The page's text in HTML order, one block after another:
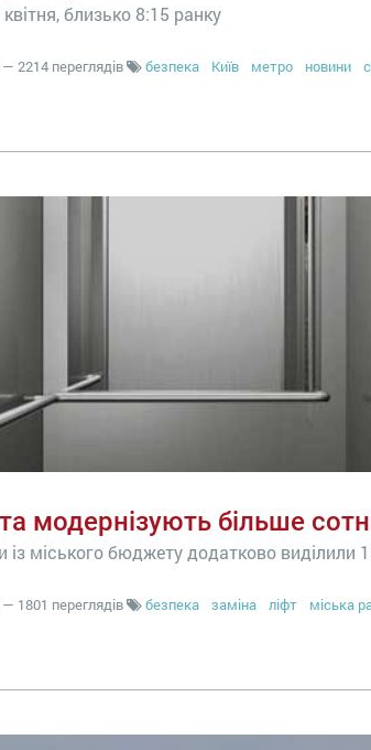
близько 8:15 ранку
— 2214 переглядів безпека Київ метро новини
модернізують більше
міського бюджету додатково виділили
— 1801 переглядів безпека заміна ліфт міська